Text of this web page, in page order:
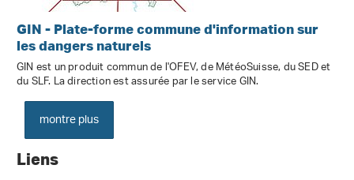
GIN - Plate-forme commune d'information sur
les dangers naturels
GIN est un produit commun de l'OFEV, de MétéoSuisse, du SED et
du SLF. La direction est assurée par le service GIN.
montre plus
Liens